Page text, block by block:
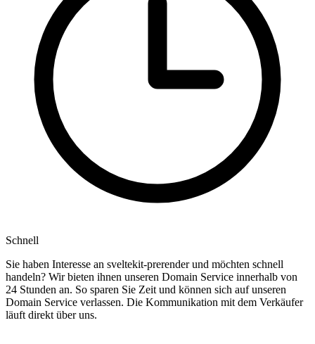
Schnell
Sie haben Interesse an sveltekit-prerender und möchten schnell
handeln? Wir bieten ihnen unseren Domain Service innerhalb von
24 Stunden an. So sparen Sie Zeit und können sich auf unseren
Domain Service verlassen. Die Kommunikation mit dem Verkäufer
läuft direkt über uns.